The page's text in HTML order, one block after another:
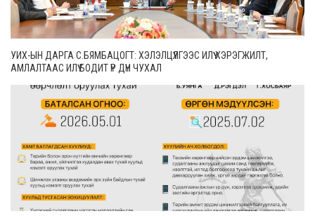
УИХ-ЫН ДАРГА С.БЯМБАЦОГТ: ХЭЛЭЛЦҮҮЛГЭЭС ИЛҮҮ ХЭРЭГЖИЛТ,
АМЛАЛТААС ИЛҮҮ БОДИТ ҮР ДҮН ЧУХАЛ